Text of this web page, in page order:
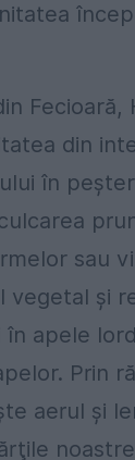
Fecioară,
din
în
sau
şi
în apele
Prin
aerul şi